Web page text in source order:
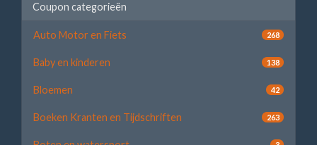
Coupon categorieën
Auto Motor en Fiets 268
Baby en kinderen 138
Bloemen 42
Boeken Kranten en Tijdschriften 263